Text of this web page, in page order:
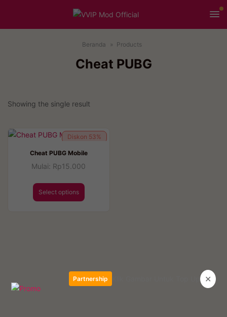
Partnership ✕
Beranda Products
Cheat PUBG
Showing the single result
Diskon 53%
Cheat PUBG Mobile
Mulai: Rp15.000
Select options